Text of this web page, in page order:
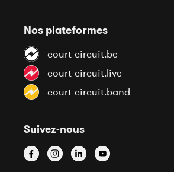
Nos plateformes
court-circuit.be
court-circuit.live
court-circuit.band
Suivez-nous